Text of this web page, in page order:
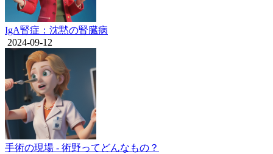
IgA腎症：沈黙の腎臓病
2024-09-12
手術の現場 - 術野ってどんなもの？